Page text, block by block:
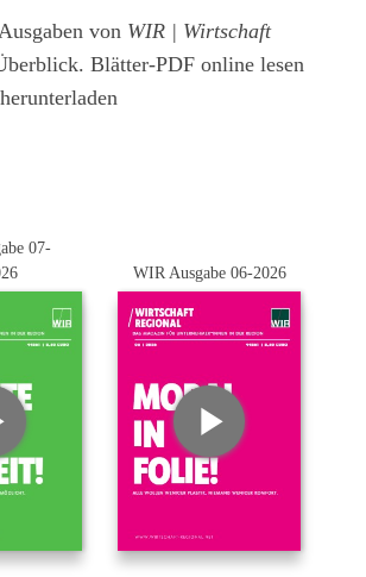
von WIR | Wirtschaft
Blätter-PDF online lesen
07-
WIR Ausgabe 06-2026